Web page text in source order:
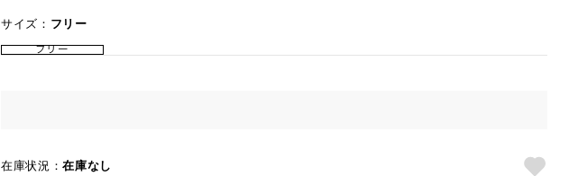
サイズ： フリー
フリー
在庫状況：在庫なし